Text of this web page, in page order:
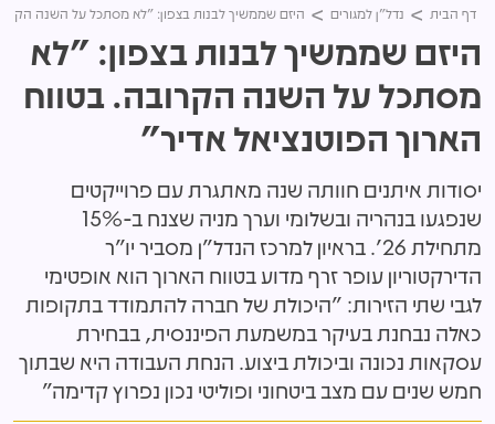
דף הבית נדל"ן למגורים היזם שממשיך לבנות בצפון: "לא מסתכל על השנה
היזם שממשיך לבנות בצפון: "לא
מסתכל על השנה הקרובה. בטווח
הארוך הפוטנציאל אדיר"
יסודות איתנים חוותה שנה מאתגרת עם פרוייקטים
שנפגעו בנהריה ובשלומי וערך מניה שצנח ב-15%
מתחילת 26'. בראיון למרכז הנדל"ן מסביר יו"ר
הדירקטוריון עופר זרף מדוע בטווח הארוך הוא אופטימי
לגבי שתי הזירות: "היכולת של חברה להתמודד בתקופות
כאלה נבחנת בעיקר במשמעת הפיננסית, בבחירת
עסקאות נכונה וביכולת ביצוע. הנחת העבודה היא שבתוך
חמש שנים עם מצב ביטחוני ופוליטי נכון נפרוץ קדימה"